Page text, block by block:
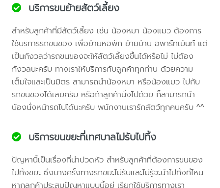
บริการขนย้ายสัตว์เลี้ยง
สำหรับลูกค้าที่มีสัตว์เลี้ยง เช่น น้องหมา น้องแมว ต้องการ
ใช้บริการรถขนของ เพื่อย้ายหอพัก ย้ายบ้าน อพาร์ทเม้นท์ แต่
เป็นกังวลว่ารถขนของจะให้สัตว์เลี้ยงขึ้นได้หรือไม่ ไม่ต้อง
กังวลนะครับ ทางเราให้บริการกับลูกค้าทุกท่าน ด้วยความ
เต็มใจและเป็นมิตร สามารถนำน้องหมา หรือน้องแมว ไปกับ
รถขนของได้เลยครับ หรือถ้าลูกค้านั่งไปด้วย ก็สามารถนำ
น้องนั่งหน้ารถไปได้นะครับ พนักงานเรารักสัตว์ทุกคนครับ ^^
บริการขนขยะที่เทศบาลไม่รับไปทิ้ง
ปัญหานี้เป็นเรื่องที่น่าปวดหัว สำหรับลูกค้าที่ต้องการขนของ
ไปทิ้งขยะ ซึ่งบางครั้งทางรถขยะไม่รับและไม่รู้จะนำไปทิ้งที่ไหน
หากลูกค้าประสบปัญหาแบบนี้อยู่ เรียกใช้บริการทางเรา